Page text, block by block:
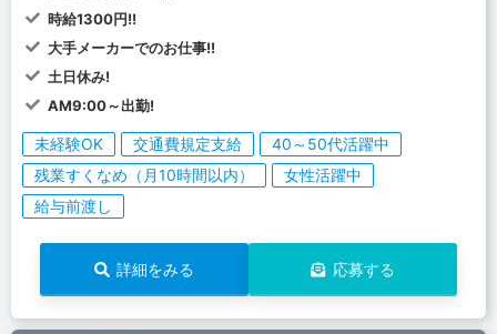
時給1300円!!
大手メーカーでのお仕事!!
土日休み!
AM9:00～出勤!
未経験OK 交通費規定支給
40～50代活躍中
残業すくなめ（月10時間以内）
女性活躍中
給与前渡し
詳細をみる 応募する